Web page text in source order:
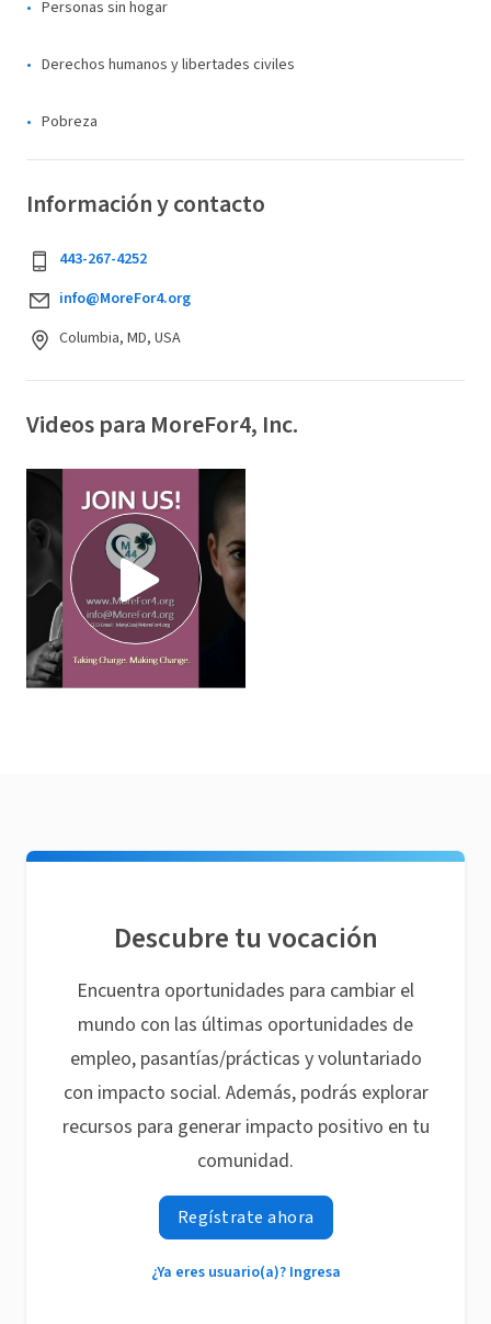
Personas sin hogar
Derechos humanos y libertades civiles
Pobreza
Información y contacto
443-267-4252
info@MoreFor4.org
Columbia, MD, USA
Videos para MoreFor4, Inc.
Descubre tu vocación
Encuentra oportunidades para cambiar el
mundo con las últimas oportunidades de
empleo, pasantías/prácticas y voluntariado
con impacto social. Además, podrás explorar
recursos para generar impacto positivo en tu
comunidad.
Regístrate ahora
¿Ya eres usuario(a)? Ingresa